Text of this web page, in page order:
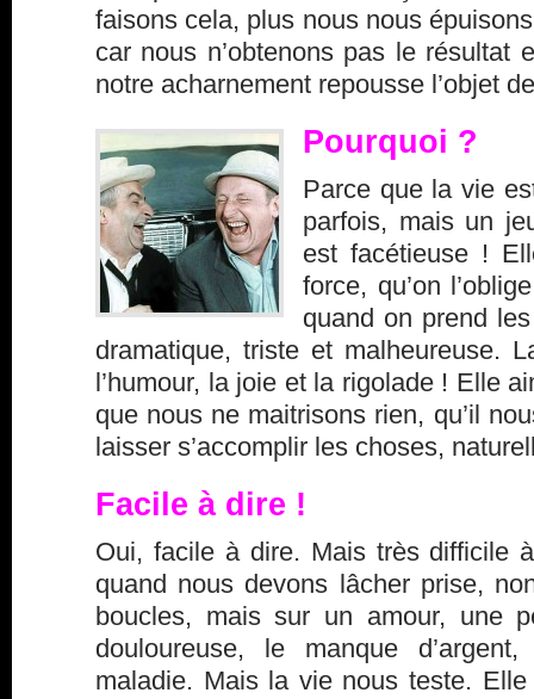
faisons cela, plus nous nous
car nous n’obtenons pas le résultat
notre acharnement repousse l’objet
Pourquoi ?
Parce que la vie
parfois, mais un
est facétieuse !
force, qu’on
quand on prend
dramatique, triste et malheureuse.
l’humour, la joie et la rigolade ! Elle
que nous ne maitrisons rien, qu’il
laisser s’accomplir les choses,
Facile à dire !
Oui, facile à dire. Mais très difficile
quand nous devons lâcher prise,
boucles, mais sur un amour, une
douloureuse, le manque
maladie. Mais la vie nous teste.